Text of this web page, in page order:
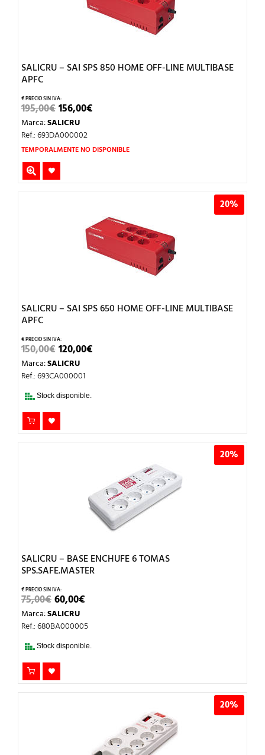
SALICRU – SAI SPS 850 HOME OFF-LINE MULTIBASE
APFC
195,00€EL
PRECIO
ORIGINAL
ERA:
195,00€.
156,00€
156,00€.
Marca:SALICRU
Ref.: 693DA000002
TEMPORALMENTE NO DISPONIBLE
20%
SALICRU – SAI SPS 650 HOME OFF-LINE MULTIBASE
APFC
150,00€EL
PRECIO
ORIGINAL
ERA:
120,00€
Marca:SALICRU
Ref.: 693CA000001
Stock disponible.
20%
SALICRU – BASE ENCHUFE 6 TOMAS
SPS.SAFE.MASTER
75,00€EL
PRECIO
ORIGINAL
ERA:
60,00€
ES:
Marca:SALICRU
Ref.: 680BA000005
Stock disponible.
20%